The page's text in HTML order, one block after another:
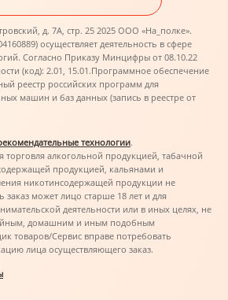
д. 7А, стр. 25 2025 ООО «На_полке».
осуществляет деятельность в сфере
Согласно Приказу Минцифры от 08.10.22
(код): 2.01, 15.01.Программное обеспечение
реестр российских программ для
машин и баз данных (запись в реестре от
технологии.
торговля алкогольной продукцией, табачной
продукцией, кальянами и
никотинсодержащей продукции не
заказ может лицо старше 18 лет и для
деятельности или в иных целях, не
домашним и иным подобным
товаров/Сервис вправе потребовать
лица осуществляющего заказ.